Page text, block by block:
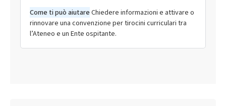
Come ti può aiutareChiedere informazioni e attivare o
rinnovare una convenzione per tirocini curriculari tra
l’Ateneo e un Ente ospitante.